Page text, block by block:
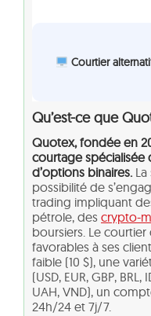
Courtier
Qu’est-ce que
Quotex, fondée en
courtage spécialisée
d’options binaires.
possibilité de
trading impliquant
pétrole, des crypto-
boursiers. Le
favorables à ses
faible (10 $), une
(USD, EUR, GBP, BRL,
UAH, VND), un
24h/24 et 7j/7.